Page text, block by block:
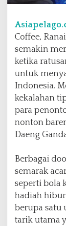
Coffee,
semakin
ketika
untuk
Indonesia.
kekalahan
para
nonton
Daeng
Berbagai
semarak
seperti bola
hadiah
berupa satu
tarik utama